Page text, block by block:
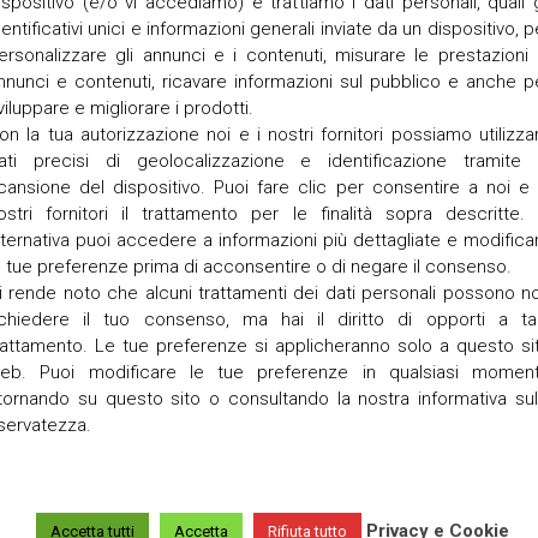
T
e
r
r
a
e
g
a
V
a
n
M
P
O
R
– Sabato 12 ottobre alle ore 20.45 in
Comments/Ottobre 9, 2024
San Martino Duomo di Legnagoo Mostra itinerante Illustrazioni
unici e informazioni generali inviate da un dispositivo,
gli annunci e i contenuti, misurare le prestazioni
e contenuti, ricavare informazioni sul pubblico e anche
e migliorare i prodotti.
la tua autorizzazione noi e i nostri fornitori possiamo
precisi di geolocalizzazione e identificazione tramite
del dispositivo. Puoi fare clic per consentire a noi e
fornitori il trattamento per le finalità sopra descritte.
puoi accedere a informazioni più dettagliate e
tue preferenze prima di acconsentire o di negare il consenso.
rende noto che alcuni trattamenti dei dati personali possono
il tuo consenso, ma hai il diritto di opporti a
Le tue preferenze si applicheranno solo a questo
Puoi modificare le tue preferenze in qualsiasi
su questo sito o consultando la nostra informativa
Accetta tutti Accetta Rifiuta tutto Privacy e Cookie